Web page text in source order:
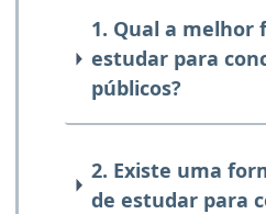
1. Qual a melhor
estudar para
públicos?
2. Existe uma
de estudar para